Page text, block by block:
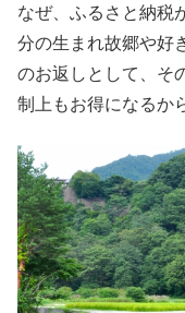
なぜ、ふるさと納税
分の生まれ故郷や好
のお返しとして、そ
制上もお得になるか